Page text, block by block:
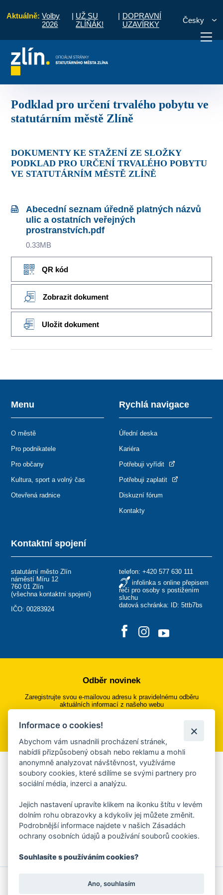
Aktuálně: Volby
2026
| UŽ SU
ZLÍŇÁK!
| DOPRAVNÍ
UZAVÍRKY
Česky
vyřídit Potřebuji zaplatit
Podklad pro určení trvalého pobytu ve
statutárním městě Zlíně
DOKUMENTY KE STAŽENÍ ZE SLOŽKY
PODKLAD PRO URČENÍ TRVALÉHO POBYTU
VE STATUTÁRNÍM MĚSTĚ ZLÍNĚ
Abecední seznam úředně platných názvů
ulic a ostatních veřejných
prostranstvích.pdf
0.33MB
QR kód
Zobrazit dokument
Uložit dokument
Kontaktní spojení
statutární město Zlín
náměstí Míru 12
760 01 Zlín
(všechna kontaktní spojení)
IČO: 00283924
telefon: +420 577 630 111
infolinka s online přepisem
řeči pro osoby s postižením
sluchu
datová schránka: ID: 5ttb7bs
Menu
O městě
Pro podnikatele
Pro občany
Kultura, sport a volný čas
Otevřená radnice
Rychlá navigace
Úřední deska
Kariéra
Potřebuji vyřídit
Potřebuji zaplatit
Diskuzní fórum
Kontakty
Odběr novinek
Zaregistrujte svou e-mailovou adresu k pravidelnému odběru
aktuálních informací z našeho webu
Přihlásit se k odběru
Aplikace Mobilní rozhlas
Chcete dostávat do svého mobilu či mailu upozornění na
ankety, pozvánky na kulturní a sportovní akce?
Více informací o aplikaci
Ochrana osobních údajů
Informace o cookies!
Abychom vám usnadnili procházení stránek,
nabídli přizpůsobený obsah nebo reklamu a mohli
anonymně analyzovat návštěvnost, využíváme
soubory cookies, které sdílíme se svými partnery pro
sociální média, inzerci a analýzu.
Jejich nastavení upravíte klikem na ikonku štítu v levém
dolním rohu obrazovky a kdykoliv jej můžete změnit.
Podrobnější informace najdete v našich Zásadách
ochrany osobních údajů a používání souborů cookies.
Souhlasíte s používáním cookies?
Ano, souhlasím